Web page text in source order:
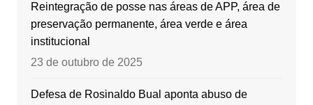
Reintegração de posse nas áreas de APP, área de
preservação permanente, área verde e área
institucional
23 de outubro de 2025
Defesa de Rosinaldo Bual aponta abuso de